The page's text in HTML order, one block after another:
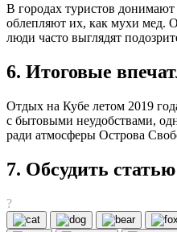
В городах туристов
облепляют их, как мухи мед.
люди часто выглядят
6. Итоговые
Отдых на Кубе летом 2019
с бытовыми неудобствами,
ради атмосферы Острова
7. Обсудить статью
?